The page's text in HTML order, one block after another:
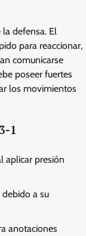
defensa. El
para reaccionar,
comunicarse
poseer fuertes
los movimientos
1
aplicar presión
a su
anotaciones